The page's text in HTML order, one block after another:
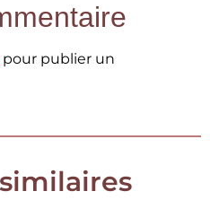
pour publier un